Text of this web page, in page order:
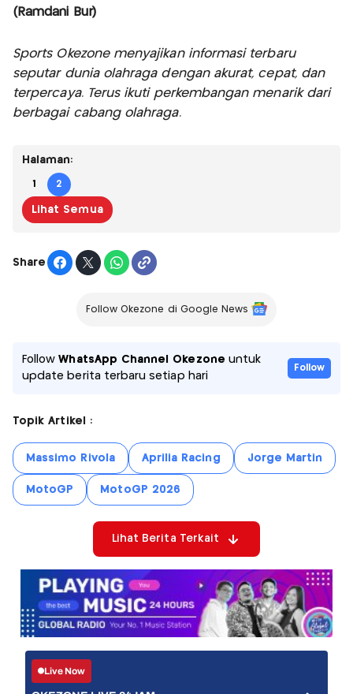
(Ramdani Bur)
Sports Okezone menyajikan informasi terbaru
seputar dunia olahraga dengan akurat, cepat, dan
terpercaya. Terus ikuti perkembangan menarik dari
berbagai cabang olahraga.
Halaman:
1 2
Lihat Semua
Share
Follow Okezone di Google News
FollowWhatsApp Channel Okezone untuk
update berita terbaru setiap hari
Follow
Topik Artikel :
Massimo Rivola Aprilia Racing Jorge Martin
MotoGP MotoGP 2026
Lihat Berita Terkait
Live Now